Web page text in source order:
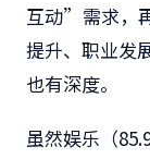
互动”需求，
提升、职业发
也有深度。
虽然娱乐（